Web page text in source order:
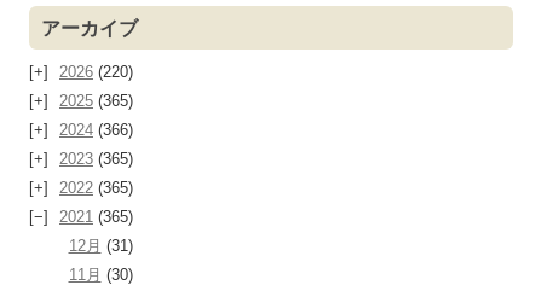
アーカイブ
2026 (220)
2025 (365)
2024 (366)
2023 (365)
2022 (365)
2021 (365)
12月 (31)
11月 (30)